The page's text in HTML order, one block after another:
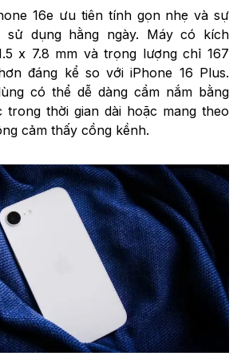
16e ưu tiên tính gọn nhẹ và sự
sử dụng hằng ngày. Máy có kích
x 7.8 mm và trọng lượng chỉ 167
đáng kể so với iPhone 16 Plus.
có thể dễ dàng cầm nắm bằng
trong thời gian dài hoặc mang theo
cảm thấy cồng kềnh.